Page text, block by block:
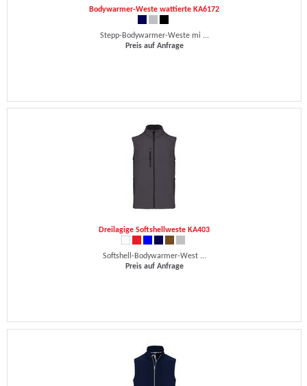
Bodywarmer-Weste wattierte KA6172
Stepp-Bodywarmer-Weste mi ...
Preis auf Anfrage
Dreilagige Softshellweste KA403
Softshell-Bodywarmer-West ...
Preis auf Anfrage